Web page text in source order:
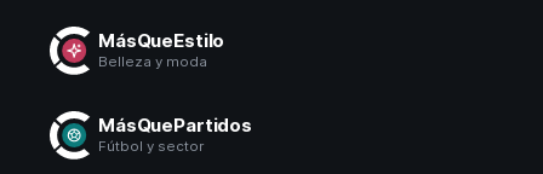
MásQueEstilo
Belleza y moda
MásQuePartidos
Fútbol y sector